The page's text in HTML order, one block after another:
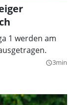
1 werden am
query_builder3min